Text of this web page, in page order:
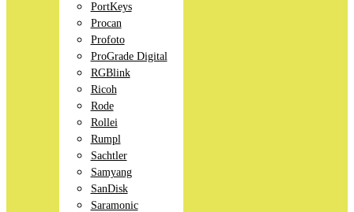
PortKeys
Procan
Profoto
ProGrade Digital
RGBlink
Ricoh
Rode
Rollei
Rumpl
Sachtler
Samyang
SanDisk
Saramonic